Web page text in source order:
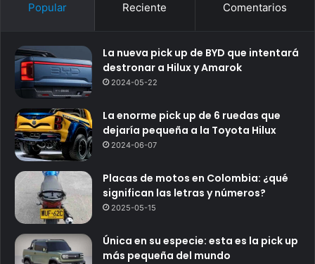
Popular Reciente Comentarios
La nueva pick up de BYD que intentará
destronar a Hilux y Amarok
2024-05-22
La enorme pick up de 6 ruedas que
dejaría pequeña a la Toyota Hilux
2024-06-07
Placas de motos en Colombia: ¿qué
significan las letras y números?
2025-05-15
Única en su especie: esta es la pick up
más pequeña del mundo